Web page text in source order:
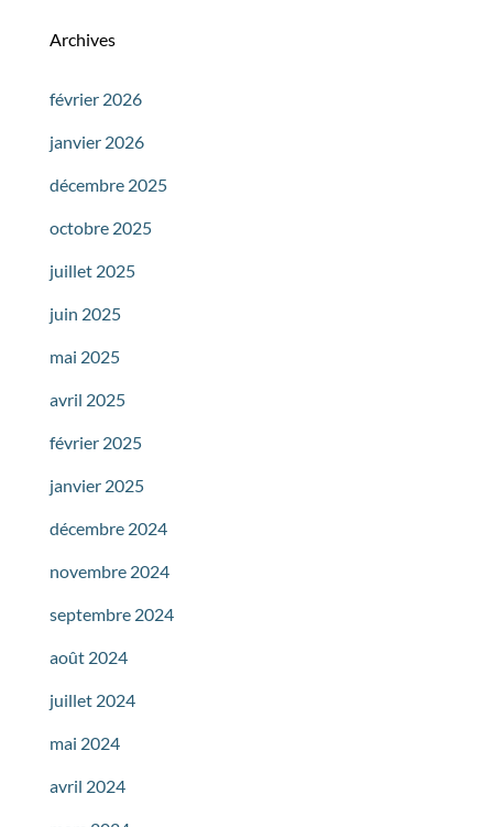
Archives
février 2026
janvier 2026
décembre 2025
octobre 2025
juillet 2025
juin 2025
mai 2025
avril 2025
février 2025
janvier 2025
décembre 2024
novembre 2024
septembre 2024
août 2024
juillet 2024
mai 2024
avril 2024